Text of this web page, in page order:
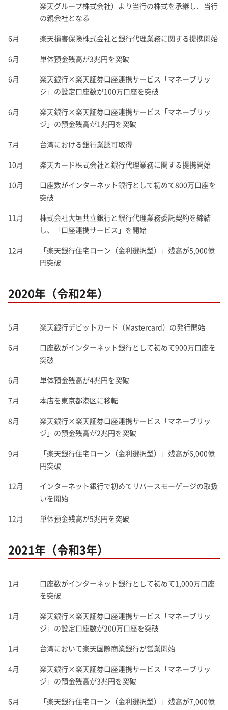
楽天グループ株式会社）より当行の株式を承継し、当行
の親会社となる
6月
楽天損害保険株式会社と銀行代理業務に関する提携開始
6月
単体預金残高が3兆円を突破
6月
楽天銀行×楽天証券口座連携サービス「マネーブリッ
ジ」の設定口座数が100万口座を突破
6月
楽天銀行×楽天証券口座連携サービス「マネーブリッ
ジ」の預金残高が1兆円を突破
7月
台湾における銀行業認可取得
10月
楽天カード株式会社と銀行代理業務に関する提携開始
10月
口座数がインターネット銀行として初めて800万口座を
突破
11月
株式会社大垣共立銀行と銀行代理業務委託契約を締結
し、「口座連携サービス」を開始
12月
「楽天銀行住宅ローン（金利選択型）」残高が5,000億
円突破
2020年（令和2年）
5月
楽天銀行デビットカード（Mastercard）の発行開始
6月
口座数がインターネット銀行として初めて900万口座を
突破
6月
単体預金残高が4兆円を突破
7月
本店を東京都港区に移転
8月
楽天銀行×楽天証券口座連携サービス「マネーブリッ
ジ」の預金残高が2兆円を突破
9月
「楽天銀行住宅ローン（金利選択型）」残高が6,000億
円突破
12月
インターネット銀行で初めてリバースモーゲージの取扱
いを開始
12月
単体預金残高が5兆円を突破
2021年（令和3年）
1月
口座数がインターネット銀行として初めて1,000万口座
を突破
1月
楽天銀行×楽天証券口座連携サービス「マネーブリッ
ジ」の設定口座数が200万口座を突破
1月
台湾において楽天国際商業銀行が営業開始
4月
楽天銀行×楽天証券口座連携サービス「マネーブリッ
ジ」の預金残高が3兆円を突破
6月
「楽天銀行住宅ローン（金利選択型）」残高が7,000億